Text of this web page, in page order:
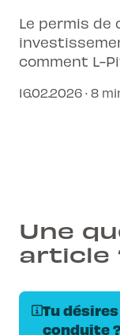
Le permis de
comment L-
16.02.2026 · 8
Une
article
Tu
conduite